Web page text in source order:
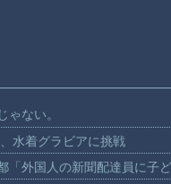
ゃない。
水着グラビアに挑戦
外国人の新聞配達員に子